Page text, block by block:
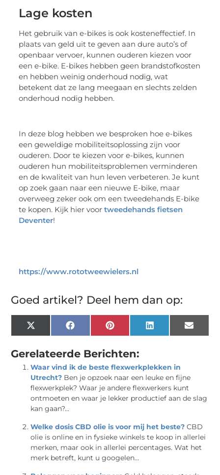
Lage kosten
Het gebruik van e-bikes is ook kosteneffectief. In
plaats van geld uit te geven aan dure auto’s of
openbaar vervoer, kunnen ouderen kiezen voor
een e-bike. E-bikes hebben geen brandstofkosten
en hebben weinig onderhoud nodig, wat
betekent dat ze lang meegaan en slechts zelden
onderhoud nodig hebben.
In deze blog hebben we besproken hoe e-bikes
een geweldige mobiliteitsoplossing zijn voor
ouderen. Door te kiezen voor e-bikes, kunnen
ouderen hun mobiliteitsproblemen verminderen
en de kwaliteit van hun leven verbeteren. Je kunt
op zoek gaan naar een nieuwe E-bike, maar
overweeg zeker ook om een tweedehands E-bike
te kopen. Kijk hier voortweedehands fietsen
Deventer!
https://www.rototweewielers.nl
Goed artikel? Deel hem dan op:
X
(Twitter)
FacebookPinterestLinkedInEmail
Gerelateerde Berichten:
Waar vind ik de beste flexwerkplekken in
Utrecht? Ben je opzoek naar een leuke en fijne
flexwerkplek? Waar je andere flexwerkers kunt
ontmoeten en waar je lekker productief aan de slag
kan gaan?...
Welke dosis CBD olie is voor mij het beste? CBD
olie is online en in fysieke winkels te koop in allerlei
merken, maar ook in allerlei percentages. Wat het
merk betreft, kunt u googelen...